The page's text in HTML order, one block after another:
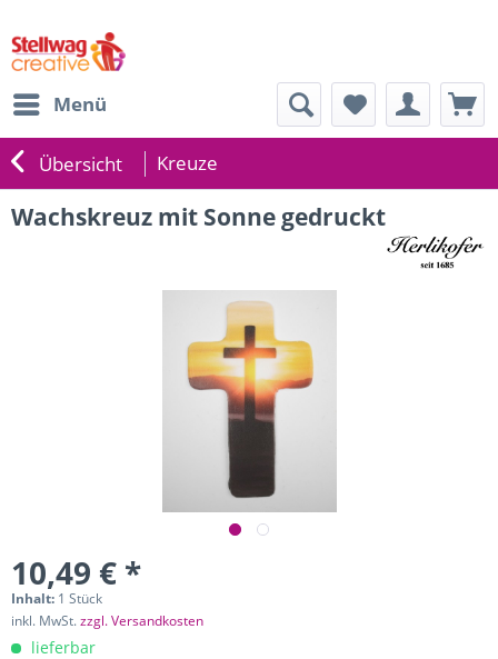
Menü
Übersicht Kreuze
Wachskreuz mit Sonne gedruckt
10,49 € *
Inhalt: 1 Stück
inkl. MwSt.zzgl. Versandkosten
lieferbar